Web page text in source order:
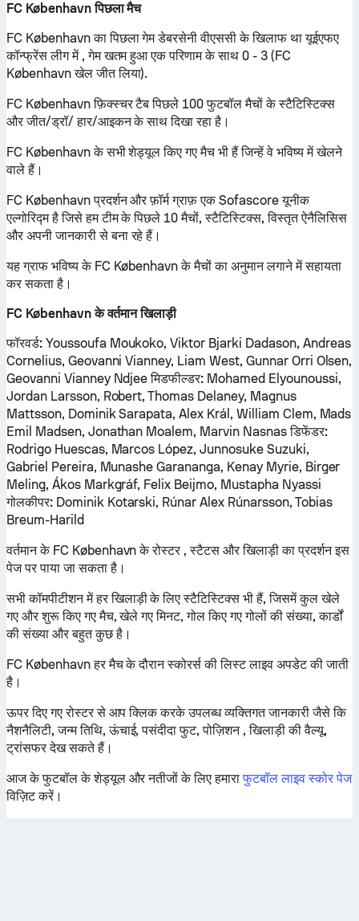
FC København पिछला मैच
FC København का पिछला गेम डेबरसेनी वीएससी के खिलाफ था यूईएफए
कॉन्फ्रेंस लीग में , गेम खतम हुआ एक परिणाम के साथ 0 - 3 (FC
København खेल जीत लिया).
FC København फ़िक्स्चर टैब पिछले 100 फुटबॉल मैचों के स्टैटिस्टिक्स
और जीत/ड्रॉ/ हार/आइकन के साथ दिखा रहा है।
FC København के सभी शेड्यूल किए गए मैच भी हैं जिन्हें वे भविष्य में खेलने
वाले हैं।
FC København प्रदर्शन और फ़ॉर्म ग्राफ़ एक Sofascore यूनीक
एल्गोरिद्म है जिसे हम टीम के पिछले 10 मैचों, स्टैटिस्टिक्स, विस्तृत ऐनैलिसिस
और अपनी जानकारी से बना रहे हैं।
यह ग्राफ भविष्य के FC København के मैचों का अनुमान लगाने में सहायता
कर सकता है।
FC København के वर्तमान खिलाड़ी
फॉरवर्ड:Youssoufa Moukoko, Viktor Bjarki Dadason, Andreas
Cornelius, Geovanni Vianney, Liam West, Gunnar Orri Olsen,
Geovanni Vianney Ndjeeमिडफील्डर: Mohamed Elyounoussi,
Jordan Larsson, Robert, Thomas Delaney, Magnus
Mattsson, Dominik Sarapata, Alex Král, William Clem, Mads
Emil Madsen, Jonathan Moalem, Marvin Nasnasडिफेंडर:
Rodrigo Huescas, Marcos López, Junnosuke Suzuki,
Gabriel Pereira, Munashe Garananga, Kenay Myrie, Birger
Meling, Ákos Markgráf, Felix Beijmo, Mustapha Nyassi
गोलकीपर:Dominik Kotarski, Rúnar Alex Rúnarsson, Tobias
Breum-Harild
वर्तमान के FC København के रोस्टर , स्टैटस और खिलाड़ी का प्रदर्शन इस
पेज पर पाया जा सकता है।
सभी कॉमपीटीशन में हर खिलाड़ी के लिए स्टैटिस्टिक्स भी हैं, जिसमें कुल खेले
गए और शुरू किए गए मैच, खेले गए मिनट, गोल किए गए गोलों की संख्या, कार्डों
की संख्या और बहुत कुछ है।
FC København हर मैच के दौरान स्कोरर्स की लिस्ट लाइव अपडेट की जाती
है।
ऊपर दिए गए रोस्टर से आप क्लिक करके उपलब्ध व्यक्तिगत जानकारी जैसे कि
नैशनैलिटी, जन्म तिथि, ऊंचाई, पसंदीदा फुट, पोज़िशन , खिलाड़ी की वैल्यू,
ट्रांसफर देख सकते हैं।
आज के फुटबॉल के शेड्यूल और नतीजों के लिए हमाराफुटबॉल लाइव स्कोर पेज
विज़िट करें।